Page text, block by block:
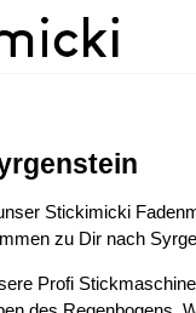
Stickimicki
zu Dir nach
Profi